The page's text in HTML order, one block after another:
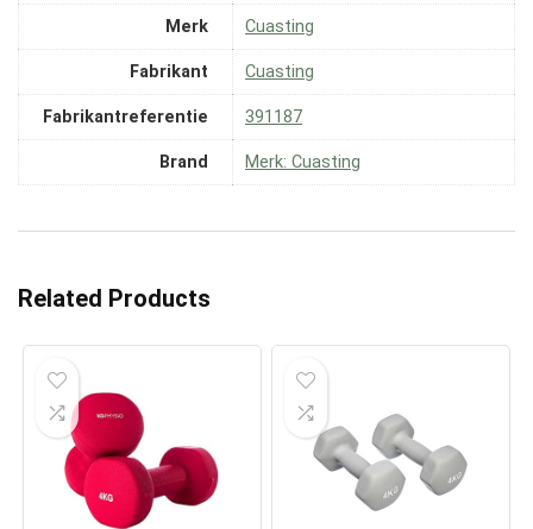
Merk ‎Cuasting
Fabrikant ‎Cuasting
Fabrikantreferentie ‎391187
Brand Merk: Cuasting
Related Products